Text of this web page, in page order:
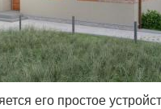
его простое